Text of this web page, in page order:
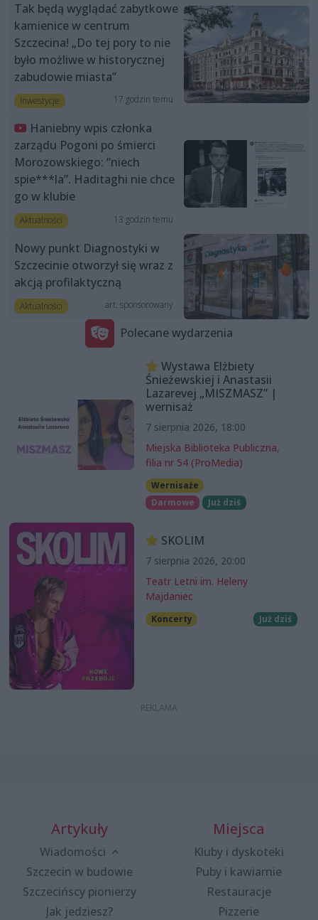
Tak będą wyglądać zabytkowe
kamienice w centrum
Szczecina! „Do tej pory to nie
było możliwe w historycznej
zabudowie miasta”
Inwestycje 17 godzin temu
Haniebny wpis członka
zarządu Pogoni po śmierci
Morozowskiego: “niech
spie***la”. Haditaghi nie chce
go w klubie
Aktualności 13 godzin temu
Nowy punkt Diagnostyki w
Szczecinie otworzył się wraz z
akcją profilaktyczną
Aktualności art. sponsorowany
Polecane wydarzenia
Wystawa Elżbiety
Śnieżewskiej i Anastasii
Lazarevej „MISZMASZ” |
wernisaż
7 sierpnia 2026, 18:00
Miejska Biblioteka Publiczna,
filia nr 54 (ProMedia)
Wernisaże
Darmowe
Już dziś
SKOLIM
7 sierpnia 2026, 20:00
Teatr Letni im. Heleny
Majdaniec
Koncerty Już dziś
Artykuły
Wiadomości
Szczecin w budowie
Szczecińscy pionierzy
Jak jedziesz?
Miejsca
Kluby i dyskoteki
Puby i kawiarnie
Restauracje
Pizzerie